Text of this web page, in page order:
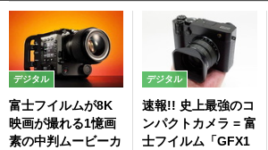
デジタル
富士フイルムが8K
映画が撮れる1憶画
素の中判ムービーカ
デジタル
速報!! 史上最強のコ
ンパクトカメラ = 富
士フイルム「GFX1